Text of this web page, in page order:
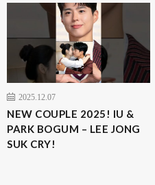
2025.12.07
NEW COUPLE 2025! IU &
PARK BOGUM – LEE JONG
SUK CRY!